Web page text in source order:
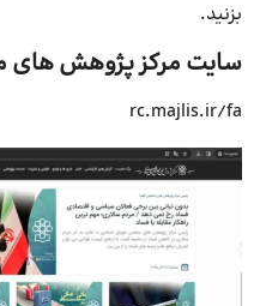
بزنید.
سایت مرکز پژوهش های
rc.majlis.ir/fa